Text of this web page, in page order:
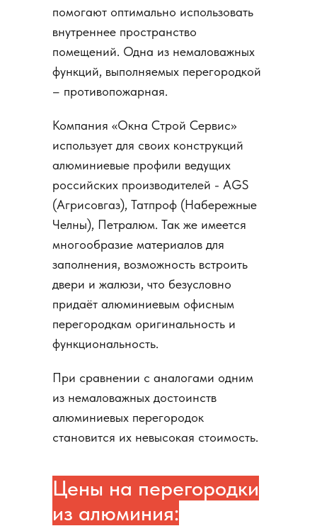
помогают оптимально использовать
внутреннее пространство
помещений. Одна из немаловажных
функций, выполняемых перегородкой
– противопожарная.
Компания «Окна Строй Сервис»
использует для своих конструкций
алюминиевые профили ведущих
российских производителей - AGS
(Агрисовгаз), Татпроф (Набережные
Челны), Петралюм. Так же имеется
многообразие материалов для
заполнения, возможность встроить
двери и жалюзи, что безусловно
придаёт алюминиевым офисным
перегородкам оригинальность и
функциональность.
При сравнении с аналогами одним
из немаловажных достоинств
алюминиевых перегородок
становится их невысокая стоимость.
Цены на перегородки
из алюминия: